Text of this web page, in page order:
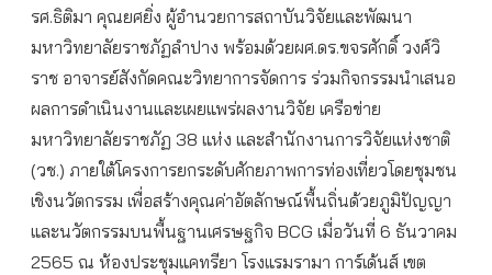
รศ.ธิติมา คุณยศยิ่ง ผู้อำนวยการสถาบันวิจัยและพัฒนา
มหาวิทยาลัยราชภัฏลำปาง พร้อมด้วยผศ.ดร.ขจรศักดิ์ วงศ์วิ
ราช อาจารย์สังกัดคณะวิทยาการจัดการ ร่วมกิจกรรมนำเสนอ
ผลการดำเนินงานและเผยแพร่ผลงานวิจัย เครือข่าย
มหาวิทยาลัยราชภัฏ 38 แห่ง และสำนักงานการวิจัยแห่งชาติ
(วช.) ภายใต้โครงการยกระดับศักยภาพการท่องเที่ยวโดยชุมชน
เชิงนวัตกรรม เพื่อสร้างคุณค่าอัตลักษณ์พื้นถิ่นด้วยภูมิปัญญา
และนวัตกรรมบนพื้นฐานเศรษฐกิจ BCG เมื่อวันที่ 6 ธันวาคม
2565 ณ ห้องประชุมแคทรียา โรงแรมรามา การ์เด้นส์ เขต